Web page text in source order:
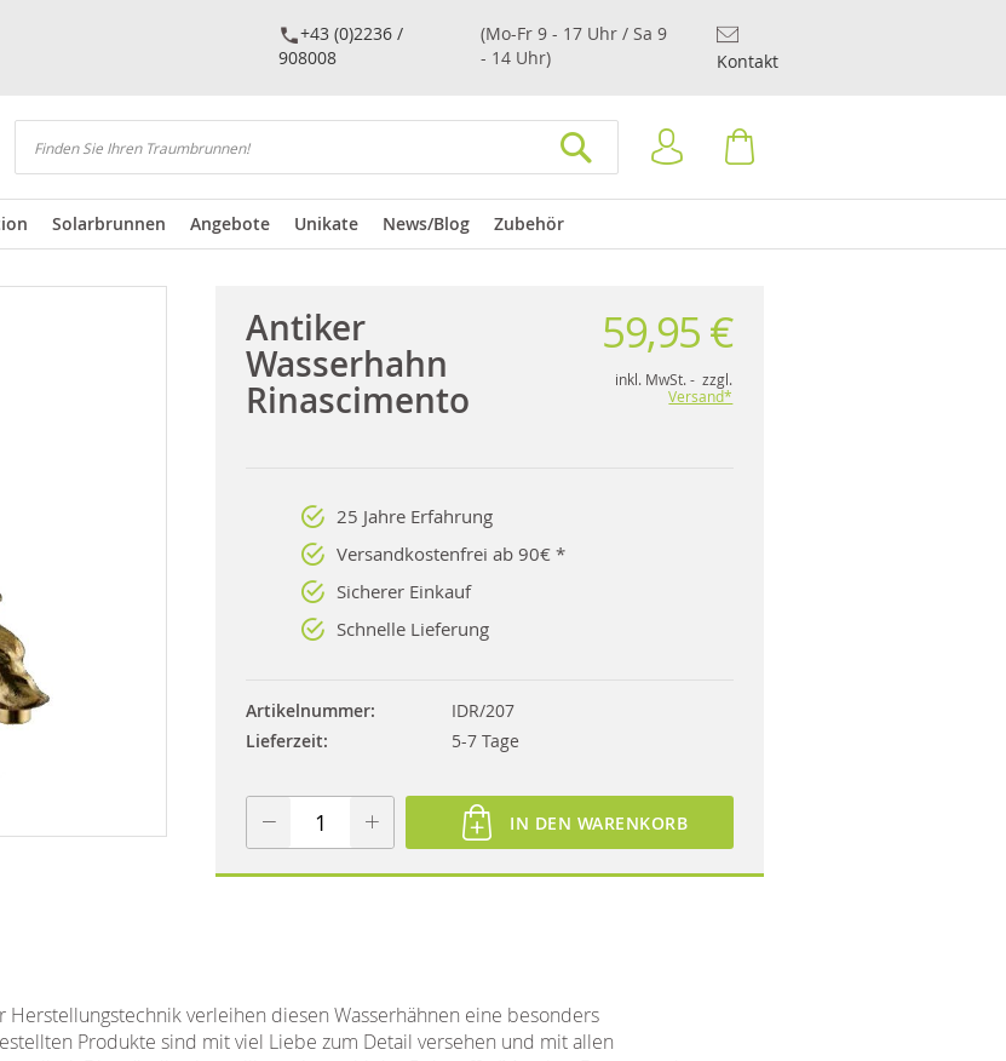
+43 (0)2236 /
908008
(Mo-Fr 9 - 17 Uhr / Sa 9
- 14 Uhr)
Kontakt
Suchen
Anmelden
Solarbrunnen Angebote Unikate News/Blog Zubehör
Antiker
Wasserhahn
Rinascimento
59,95 €
inkl. MwSt. - zzgl.
Versand*
25 Jahre Erfahrung
Versandkostenfrei ab 90€ *
Sicherer Einkauf
Schnelle Lieferung
Artikelnummer
IDR/207
Lieferzeit
5-7 Tage
IN DEN WARENKORB
verleihen diesen Wasserhähnen eine besonders
Produkte sind mit viel Liebe zum Detail versehen und mit allen